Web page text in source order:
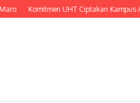
Komitmen UHT Ciptakan Kampus Aman